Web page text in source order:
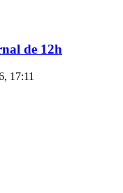
de 12h
17:11